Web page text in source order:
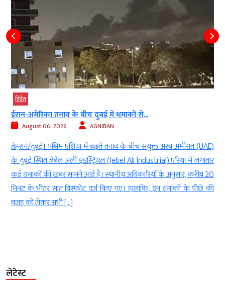
विदेश
ईरान-अमेरिका तनाव के बीच दुबई में धमाकों से...
August 06, 2026 AGNIBAN
तेहरान/दुबई। पश्चिम एशिया में बढ़ते तनाव के बीच संयुक्त अरब अमीरात (UAE)
के दुबई स्थित जेबेल अली इंडस्ट्रियल (Jebel Ali Industrial) एरिया में लगातार
कई धमाकों की खबर सामने आई है। स्थानीय अधिकारियों के अनुसार, करीब 20
मिनट के भीतर सात विस्फोट दर्ज किए गए। हालांकि, इन धमाकों के पीछे की
वजह को लेकर अभी […]
लेटेस्ट